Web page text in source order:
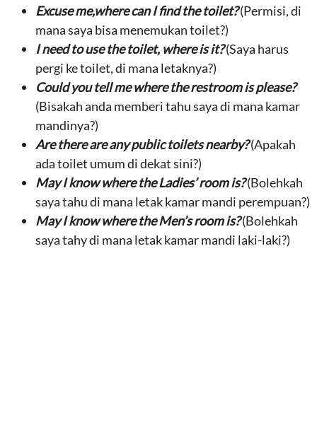
Excuse me,where can I find the toilet?(Permisi, di
mana saya bisa menemukan toilet?)
I need to use the toilet, where is it?(Saya harus
pergi ke toilet, di mana letaknya?)
Could you tell me where the restroom is please?
(Bisakah anda memberi tahu saya di mana kamar
mandinya?)
Are there are any public toilets nearby?(Apakah
ada toilet umum di dekat sini?)
May I know where the Ladies’ room is?(Bolehkah
saya tahu di mana letak kamar mandi perempuan?)
May I know where the Men’s room is?(Bolehkah
saya tahy di mana letak kamar mandi laki-laki?)